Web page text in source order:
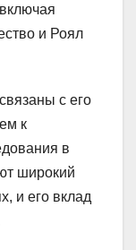
и Роял
с его
к
в
широкий
и его вклад